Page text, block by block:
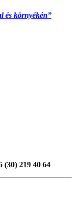
és környékén”
(30) 219 40 64